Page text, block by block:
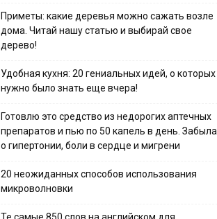
Приметы: какие деревья можно сажать возле
дома. Читай нашу статью и выбирай свое
дерево!
Удобная кухня: 20 гениальных идей, о которых
нужно было знать еще вчера!
Готовлю это средство из недорогих аптечных
препаратов и пью по 50 капель в день. Забыла
о гипертонии, боли в сердце и мигрени
20 неожиданных способов использования
микроволновки